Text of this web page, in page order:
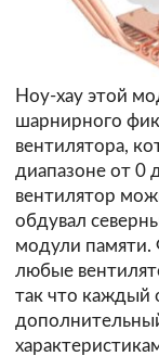
Ноу-хау этой
шарнирного
вентилятора,
диапазоне от 0
вентилятор
обдувал
модули памяти.
любые
так что каждый